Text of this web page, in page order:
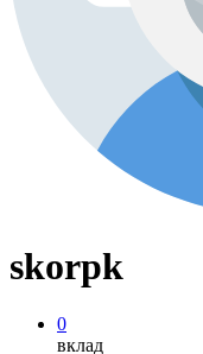
skorpk
0
вклад